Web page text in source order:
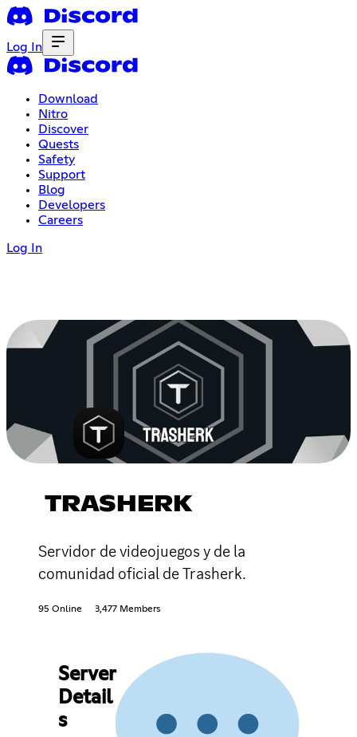
Log In
Download
Nitro
Discover
Quests
Safety
Support
Blog
Developers
Careers
Log In
TRASHERK
Servidor de videojuegos y de la
comunidad oficial de Trasherk.
95 Online 3,477 Members
Server
Detail
s